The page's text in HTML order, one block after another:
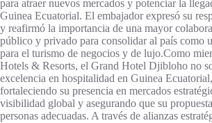
para atraer nuevos mercados y potenciar la
Guinea Ecuatorial. El embajador expresó su
y reafirmó la importancia de una mayor
público y privado para consolidar al país como
para el turismo de negocios y de lujo.Como
Hotels & Resorts, el Grand Hotel Djibloho no
excelencia en hospitalidad en Guinea
fortaleciendo su presencia en mercados
visibilidad global y asegurando que su
personas adecuadas. A través de alianzas